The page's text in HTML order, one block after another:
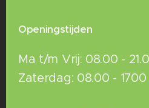
Openingstijden
Ma t/m Vrij: 08.00 -
Zaterdag: 08.00 - 1700